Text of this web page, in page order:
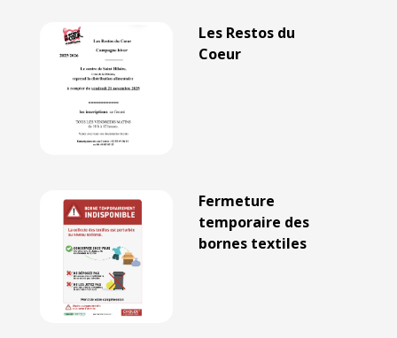
Les Restos du
Coeur
Fermeture
temporaire des
bornes textiles